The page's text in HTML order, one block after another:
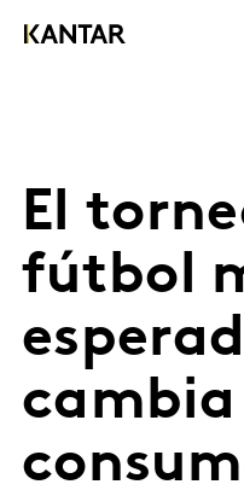
El
fútbol
cambia